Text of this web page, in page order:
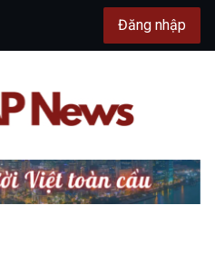
Đăng nhập